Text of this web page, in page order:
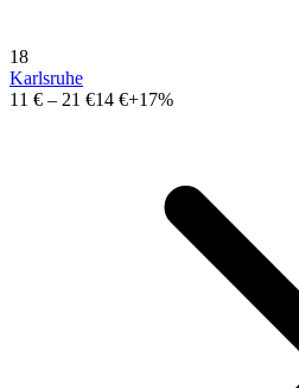
18
Karlsruhe
11 € – 21 €14 €+17%